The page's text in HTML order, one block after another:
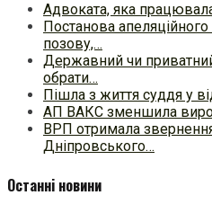
Адвоката, яка
Постанова
позову,…
Державний чи
обрати…
Пішла з життя суддя у
АП ВАКС зменшила
ВРП отримала
Дніпровського…
Останні новини